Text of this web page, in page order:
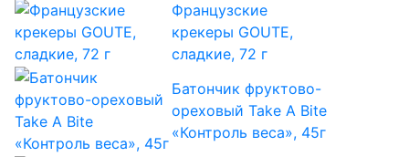
Французские
крекеры GOUTE,
сладкие, 72 г
Батончик фруктово-
ореховый Take A Bite
«Контроль веса», 45г